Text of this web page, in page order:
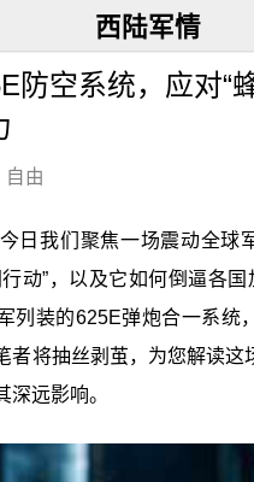
西陆军情
防空系统，应对“
自由
日我们聚焦一场震动全
动”，以及它如何倒逼各国
列装的625E弹炮合一系统
者将抽丝剥茧，为您解读这
深远影响。